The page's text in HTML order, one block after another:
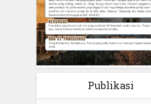
Publikasi